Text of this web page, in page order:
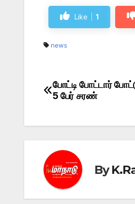
Like 1
news
Post
போட்டி போட்டார்
5 பேர் சரண்
By